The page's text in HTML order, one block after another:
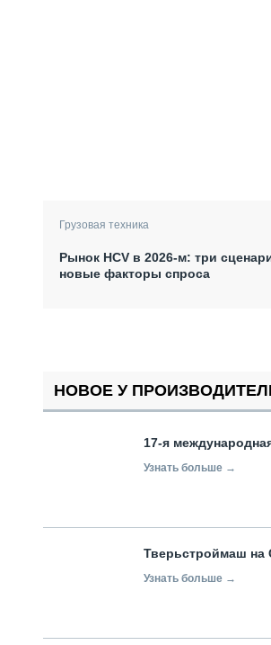
Грузовая техника
Рынок HCV в 2026-м: три
новые факторы спроса
НОВОЕ У
17-я
Узнать больше →
Тверьстроймаш на
Узнать больше →